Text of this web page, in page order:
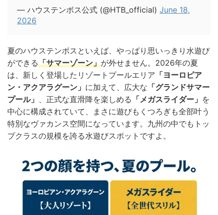
— ハウステンボス公式 (@HTB_official) June 18,
2026
夏のハウステンボスといえば、やっぱり思いっきり水遊び
ができる「サマーゾーン」が外せません。2026年の夏
は、新しく登場したリゾートプールエリア 「ヨーロピア
ン・アクアラグーン」 に加えて、広大な 「グランドサマー
プール」
、正式な直滑降を楽しめる 「メガスライダー」 を
中心に構成されていて、まさに遊びもくつろぎも全部叶う
特別なヴァカンス空間になっています。九州の中でもトッ
プクラスの規模を誇る水遊びスポットですよ。